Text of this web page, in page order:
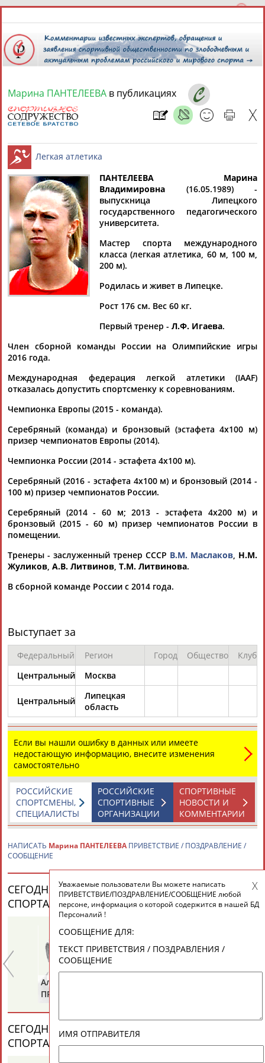
6 августа 2026 года,
СПОРТСМЕНЫ, ТРЕНЕРЫ И СПЕЦИАЛИСТЫ
Найдено: 13181персон Расширенный поиск
Аслаудин
АБАЕВ
Елена
АБАИМОВА
Мария
АБАКУМОВА
Юлия
АБАЛАКИНА
АБАСОВА
АБАЧАРАЕВ
АБАШИДЗЕ
Флюра
БУЛАТОВА
Татьяна
Акжана
Артур
АБДРАХМАНОВАБДРАХМАНОВА
Рамазан
АБДУЛАЕВ
Тагир
АБДУЛАЕВ
Камиль
Загалав
Камалудин
АБДУЛДАУДОВ
Абдула
АБДУЛЖАЛИЛОВ
Магомед
Назир
ЕЩЁ ПЕРСОНЫ
ТАБЛО АКТИВНОСТИ
ЦЕЛИ ПРОЕКТА КОНТАКТЫ
Вопросы сотрудничества и совместной деятельности
Адресов в новостной рассылке: 996
Подпишись
Марина ПАНТЕЛЕЕВА в публикациях
Легкая атлетика
ПАНТЕЛЕЕВА Марина
Владимировна (16.05.1989) -
выпускница Липецкого
государственного педагогического
университета.
Мастер спорта международного
класса (легкая атлетика, 60 м, 100 м,
200 м).
Родилась и живет в Липецке.
Рост 176 см. Вес 60 кг.
Первый тренер - Л.Ф. Игаева.
Член сборной команды России на Олимпийские игры
2016 года.
Международная федерация легкой атлетики (IAAF)
отказалась допустить спортсменку к соревнованиям.
Чемпионка Европы (2015 - команда).
Серебряный (команда) и бронзовый (эстафета 4х100 м)
призер чемпионатов Европы (2014).
Чемпионка России (2014 - эстафета 4х100 м).
Серебряный (2016 - эстафета 4х100 м) и бронзовый (2014 -
100 м) призер чемпионатов России.
Серебряный (2014 - 60 м; 2013 - эстафета 4х200 м) и
бронзовый (2015 - 60 м) призер чемпионатов России в
помещении.
Тренеры - заслуженный тренер СССР В.М. Маслаков, Н.М.
Жуликов, А.В. Литвинов, Т.М. Литвинова.
В сборной команде России с 2014 года.
Выступает за
Федеральный Регион Город Общество
Клуб
Центральный
Москва
Центральный
Липецкая
область
Если вы нашли ошибку в данных или имеете
недостающую информацию, внесите изменения
самостоятельно
СПОРТИВНЫЕ
НОВОСТИ И
КОММЕНТАРИИ
РОССИЙСКИЕ
СПОРТИВНЫЕ
ОРГАНИЗАЦИИ
РОССИЙСКИЕ
СПОРТСМЕНЫ,
СПЕЦИАЛИСТЫ
НАПИСАТЬ Марина ПАНТЕЛЕЕВА ПРИВЕТСТВИЕ / ПОЗДРАВЛЕНИЕ /
СООБЩЕНИЕ
СЕГОДНЯ ДЕНЬ РОЖДЕНИЯ У ПЕРСОН ИЗ МИРА
СПОРТА (35 ПЕРСОНАЛИЙ)
ВЕСЬ СПИСОК
Александр
ПРИВАЛОВ
СЕГОДНЯ ДЕНЬ ПАМЯТИ У ПЕРСОН ИЗ МИРА
СПОРТА (4 ПЕРСОНАЛИЙ)
ВЕСЬ СПИСОК
Уважаемые пользователи Вы можете написать
ПРИВЕТСТВИЕ/ПОЗДРАВЛЕНИЕ/СООБЩЕНИЕ любой
персоне, информация о которой содержится в нашей БД
Персоналий !
СООБЩЕНИЕ ДЛЯ:
ТЕКСТ ПРИВЕТСТВИЯ / ПОЗДРАВЛЕНИЯ /
СООБЩЕНИЕ
ИМЯ ОТПРАВИТЕЛЯ